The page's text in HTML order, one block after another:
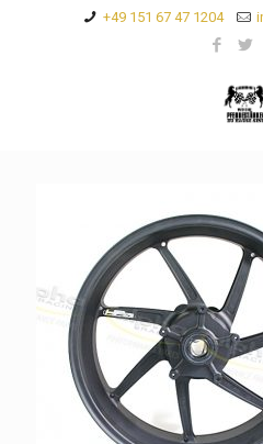
+49 151 67 47 1204